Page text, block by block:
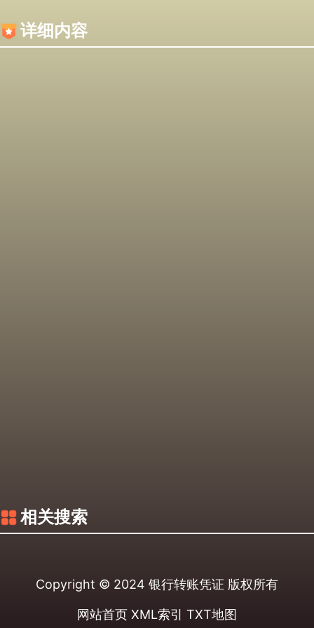
详细内容
相关搜索
Copyright © 2024 银行转账凭证 版权所有
网站首页 XML索引 TXT地图